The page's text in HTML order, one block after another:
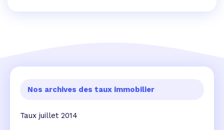
Nos archives des taux immobilier
Taux juillet 2014